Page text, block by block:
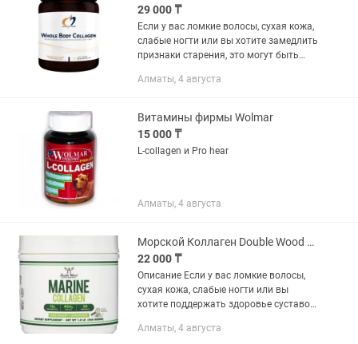
29 000 ₸
Если у вас ломкие волосы, сухая кожа,
слабые ногти или вы хотите замедлить
признаки старения, это могут быть
который играет ключевую роль в
Алматы, 4 августа
Витамины фирмы Wolmar
15 000 ₸
L-collagen и Pro hear
Алматы, 4 августа
Морской Коллаген Double Wood Marine Collagen морской коллаген
22 000 ₸
Описание Если у вас ломкие волосы,
сухая кожа, слабые ногти или вы
хотите поддержать здоровье суставов
недостатка коллагена — белка,
Алматы, 4 августа